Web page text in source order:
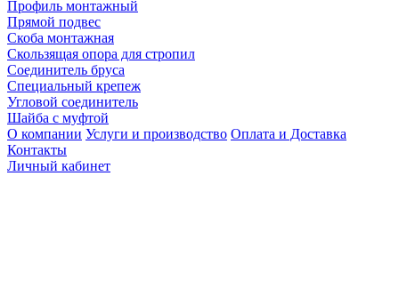
Профиль монтажный
Прямой подвес
Скоба монтажная
Скользящая опора для стропил
Соединитель бруса
Специальный крепеж
Угловой соединитель
Шайба с муфтой
О компании Услуги и производство Оплата и Доставка
Контакты
Личный кабинет